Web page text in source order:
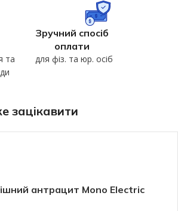
та
Зручний спосіб
оплати
для фіз. та юр. осіб
зацікавити
антрацит Mono Electric